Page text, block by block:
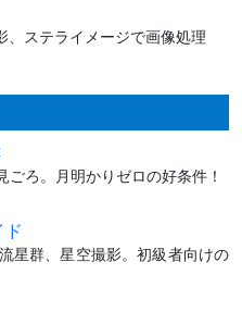
、ステライメージで画像処理
ろ。月明かりゼロの好条件！
星群、星空撮影。初級者向けの